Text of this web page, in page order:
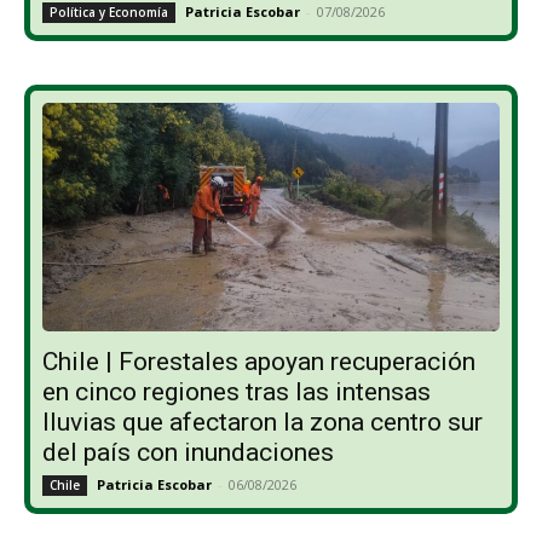
Política y Economía Patricia Escobar - 07/08/2026
Chile | Forestales apoyan recuperación
en cinco regiones tras las intensas
lluvias que afectaron la zona centro sur
del país con inundaciones
Chile Patricia Escobar - 06/08/2026